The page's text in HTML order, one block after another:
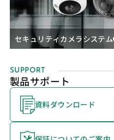
セキュリティカメラシステム
SUPPORT
製品サポート
資料ダウンロード